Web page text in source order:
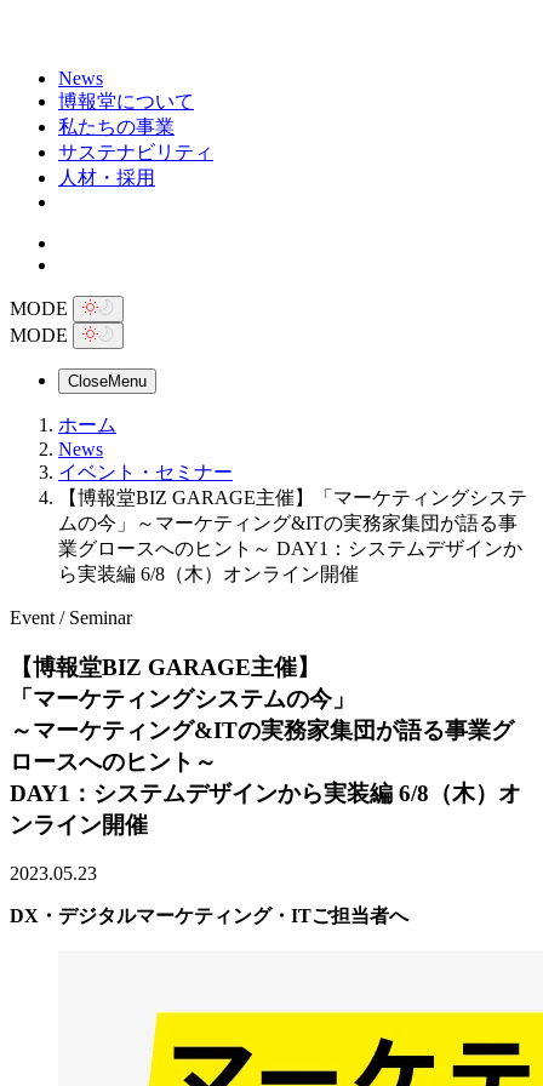
News
博報堂について
私たちの事業
サステナビリティ
人材・採用
MODE
MODE
CloseMenu
ホーム
News
イベント・セミナー
【博報堂BIZ GARAGE主催】「マーケティングシステ
ムの今」～マーケティング&ITの実務家集団が語る事
業グロースへのヒント～ DAY1：システムデザインか
ら実装編 6/8（木）オンライン開催
Event / Seminar
【博報堂BIZ GARAGE主催】
「マーケティングシステムの今」
～マーケティング&ITの実務家集団が語る事業グ
ロースへのヒント～
DAY1：システムデザインから実装編 6/8（木）オ
ンライン開催
2023.05.23
DX・デジタルマーケティング・ITご担当者へ